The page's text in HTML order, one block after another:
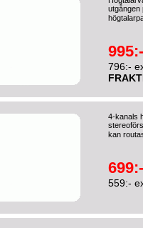
utgången
995:-
796:-
4-kanals
kan
699:-
559:-